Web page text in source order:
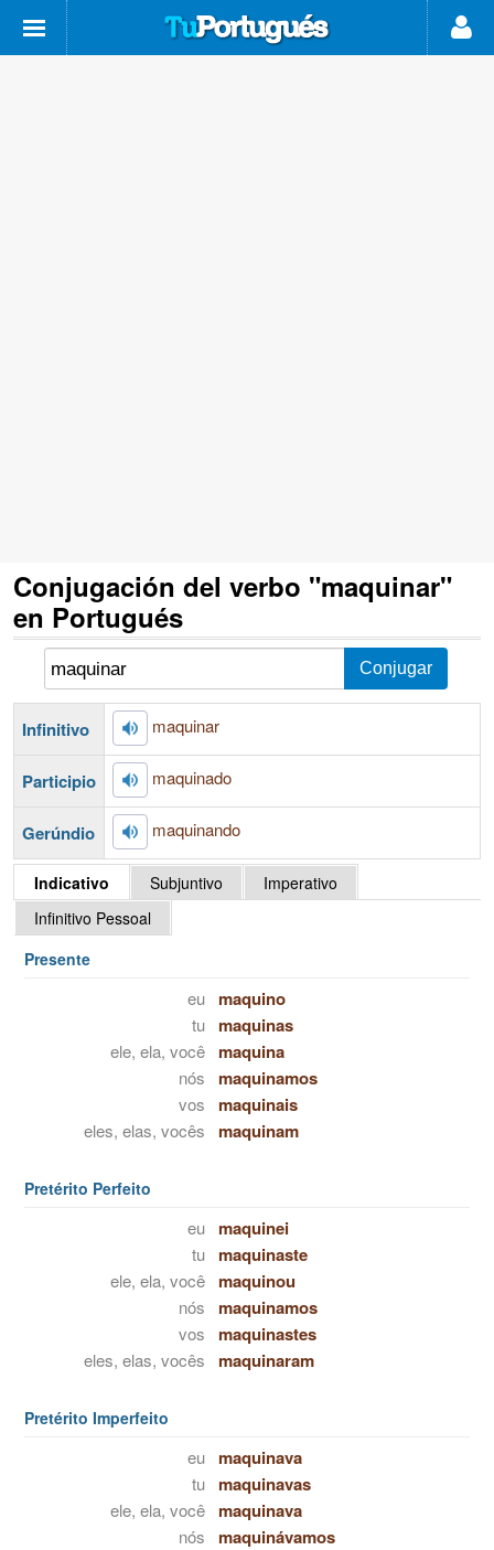
Conjugación del verbo "maquinar"
en Portugués
Infinitivo maquinar
Participio maquinado
Gerúndio maquinando
Indicativo Subjuntivo
Imperativo
Infinitivo Pessoal
Presente
eu maquino
tu maquinas
ele, ela, você maquina
nós maquinamos
vos maquinais
eles, elas, vocês maquinam
Pretérito Perfeito
eu maquinei
tu maquinaste
ele, ela, você maquinou
nós maquinamos
vos maquinastes
eles, elas, vocês maquinaram
Pretérito Imperfeito
eu maquinava
tu maquinavas
ele, ela, você maquinava
nós maquinávamos